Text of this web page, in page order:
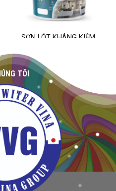
SƠN LÓT KHÁNG KIỀM
TÔI